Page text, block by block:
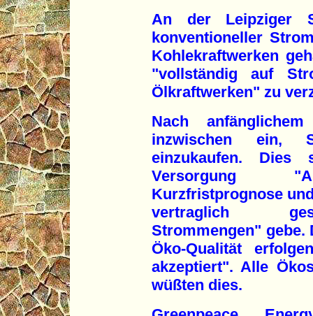
An der Leipziger
konventioneller
Kohlekraftwerken
"vollständig auf
Ölkraftwerken" zu
Nach
inzwischen ein,
einzukaufen.
Versorgung
Kurzfristprognose
vertraglich
Strommengen" gebe.
Öko-Qualität
akzeptiert". Alle
wüßten dies.